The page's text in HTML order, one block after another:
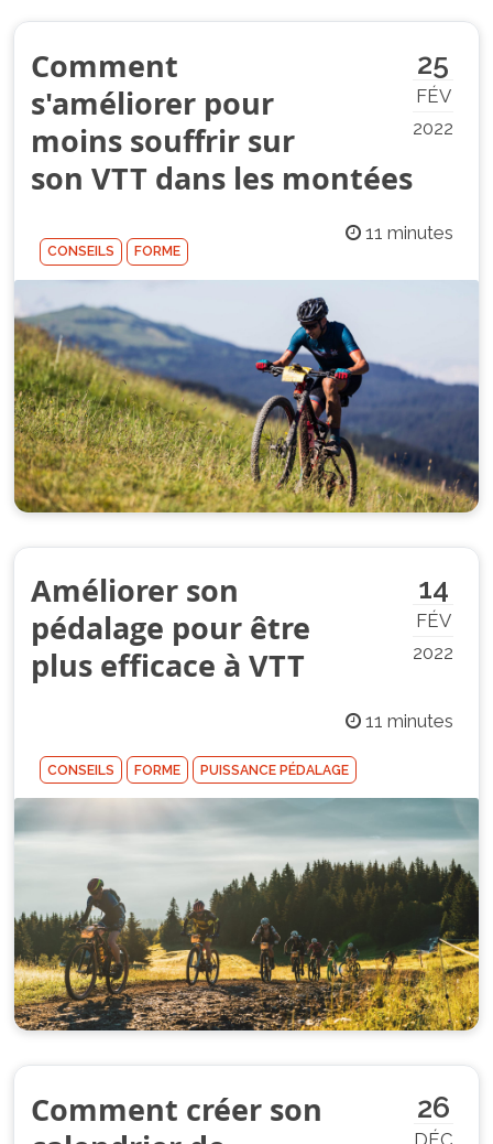
25
FÉV
2022
Comment
s'améliorer pour
moins souffrir sur
son VTT dans les montées
11 minutes
CONSEILS FORME
14
FÉV
2022
Améliorer son
pédalage pour être
plus efficace à VTT
11 minutes
CONSEILS FORME PUISSANCE PÉDALAGE
26
Comment créer son